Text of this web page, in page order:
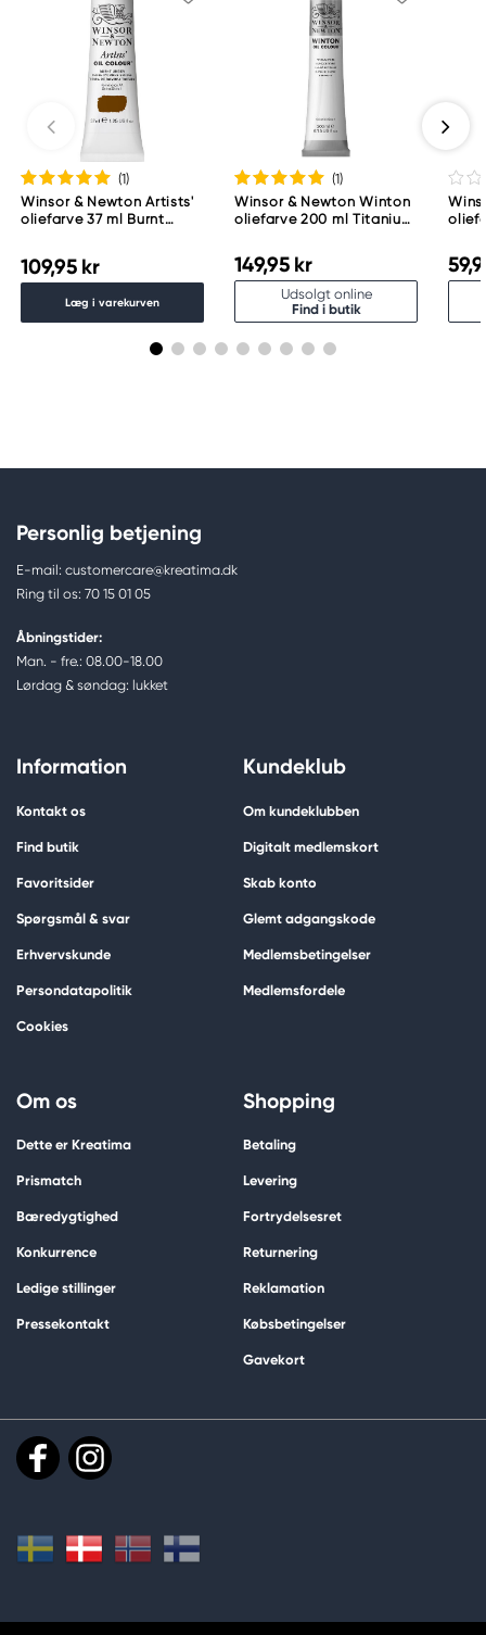
(1)
Winsor & Newton Artists'
oliefarve 37 ml Burnt
109,95 kr
Læg i varekurven
(1)
Winsor & Newton Winton
oliefarve 200 ml Titanium
149,95 kr
Udsolgt online
Find i butik
Personlig betjening
E-mail: customercare@kreatima.dk
Ring til os: 70 15 01 05
Åbningstider:
Man. - fre.: 08.00-18.00
Lørdag & søndag: lukket
Information
Kontakt os
Find butik
Favoritsider
Spørgsmål & svar
Erhvervskunde
Persondatapolitik
Cookies
Kundeklub
Om kundeklubben
Digitalt medlemskort
Skab konto
Glemt adgangskode
Medlemsbetingelser
Medlemsfordele
Om os
Dette er Kreatima
Prismatch
Bæredygtighed
Konkurrence
Ledige stillinger
Pressekontakt
Shopping
Betaling
Levering
Fortrydelsesret
Returnering
Reklamation
Købsbetingelser
Gavekort